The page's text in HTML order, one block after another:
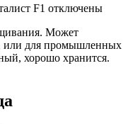
F1 отключены
Может
или для промышленных
хорошо хранится.